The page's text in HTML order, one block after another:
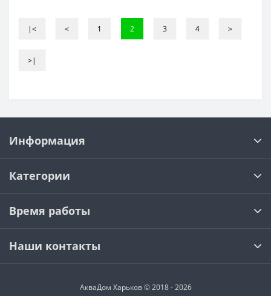
|< < 1 2 3 4 >
>|
Информация
Категории
Время работы
Наши контакты
АкваДом Харьков © 2018 - 2026